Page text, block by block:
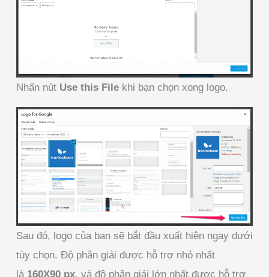
Nhấn nút Use this Filekhi bạn chọn xong logo.
Sau đó, logo của bạn sẽ bắt đầu xuất hiện ngay dưới
tùy chọn. Độ phân giải được hỗ trợ nhỏ nhất
là 160X90 px, và độ phân giải lớn nhất được hỗ trợ